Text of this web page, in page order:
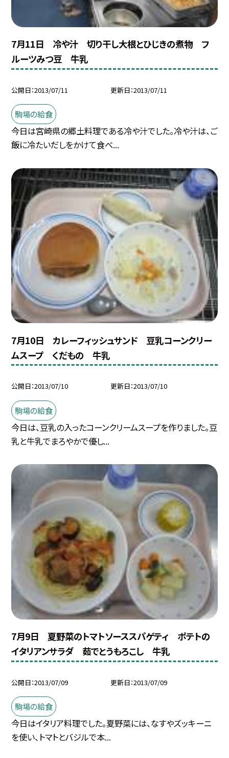
7月11日 冷や汁 切り干し大根とひじきの煮物 フ
ルーツみつ豆 牛乳
公開日 2013/07/11 更新日 2013/07/11
駒場の給食
今日は宮崎県の郷土料理である冷や汁でした。冷や汁は、ご
飯に冷たいだしをかけて食べ...
7月10日 カレーフィッシュサンド 豆乳コーンクリー
ムスープ くだもの 牛乳
公開日 2013/07/10 更新日 2013/07/10
駒場の給食
今日は、豆乳の入ったコーンクリームスープを作りました。豆
乳と牛乳でまろやかで優し...
7月9日 夏野菜のトマトソーススパゲティ ポテトの
イタリアンサラダ 茹でとうもろこし 牛乳
公開日 2013/07/09 更新日 2013/07/09
駒場の給食
今日はイタリア料理でした。夏野菜には、なすやズッキーニ
を使い、トマトとバジルで本...